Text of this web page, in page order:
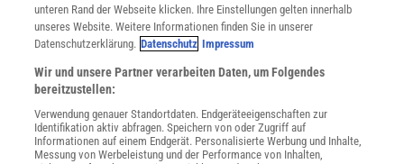
Alle Artikel
Impressum
Angebote für Schulen
Angebote für Institutionen
Sprachen lernen mit Gymglish
Lexika
Für Spektrum schreiben
unteren Rand der Webseite klicken. Ihre Einstellungen gelten innerhalb
unseres Website. Weitere Informationen finden Sie in unserer
Datenschutzerklärung. Datenschutz Impressum
Wir und unsere Partner verarbeiten Daten, um Folgendes
bereitzustellen:
Verwendung genauer Standortdaten. Endgeräteeigenschaften zur
Identifikation aktiv abfragen. Speichern von oder Zugriff auf
Informationen auf einem Endgerät. Personalisierte Werbung und Inhalte,
Messung von Werbeleistung und der Performance von Inhalten,